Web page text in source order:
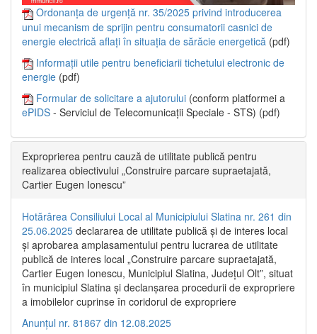
Ordonanța de urgență nr. 35/2025 privind introducerea
unui mecanism de sprijin pentru consumatorii casnici de
energie electrică aflați în situația de sărăcie energetică (pdf)
Informații utile pentru beneficiarii tichetului electronic de
energie (pdf)
Formular de solicitare a ajutorului (conform platformei a
ePIDS - Serviciul de Telecomunicații Speciale - STS) (pdf)
Exproprierea pentru cauză de utilitate publică pentru
realizarea obiectivului „Construire parcare supraetajată,
Cartier Eugen Ionescu”
Hotărârea Consiliului Local al Municipiului Slatina nr. 261 din
25.06.2025 declararea de utilitate publică și de interes local
și aprobarea amplasamentului pentru lucrarea de utilitate
publică de interes local „Construire parcare supraetajată,
Cartier Eugen Ionescu, Municipiul Slatina, Județul Olt”, situat
în municipiul Slatina și declanșarea procedurii de expropriere
a imobilelor cuprinse în coridorul de expropriere
Anunțul nr. 81867 din 12.08.2025